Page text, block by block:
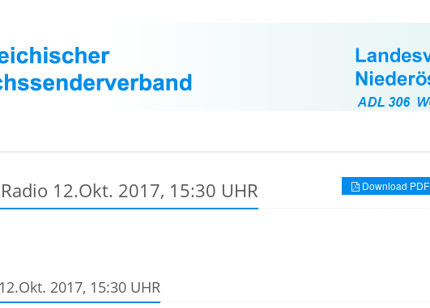
Download PDF
12.Okt. 2017, 15:30 UHR
2017, 15:30 UHR